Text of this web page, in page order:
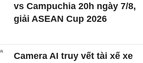
vs Campuchia 20h ngày 7/8,
giải ASEAN Cup 2026
Camera AI truy vết tài xế xe